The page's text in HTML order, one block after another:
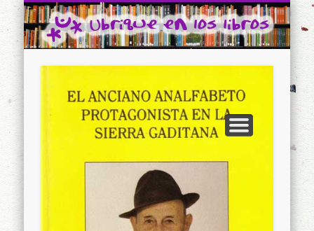
Ubrique en los libros
INICIO
CONTACTO